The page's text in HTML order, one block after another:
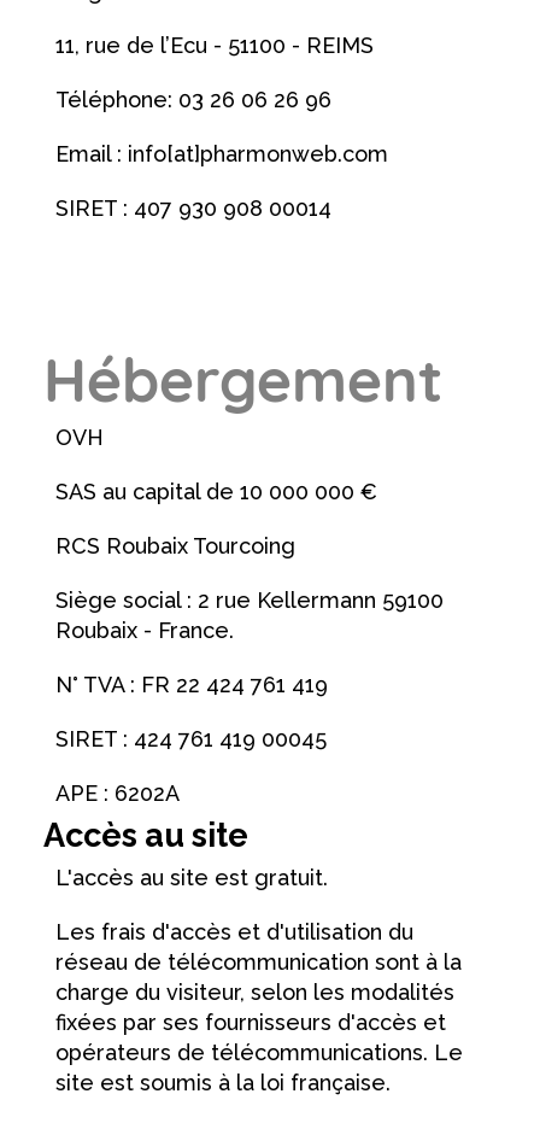
11, rue de l’Ecu - 51100 - REIMS
Téléphone: 03 26 06 26 96
Email : info[at]pharmonweb.com
SIRET : 407 930 908 00014
Hébergement
OVH
SAS au capital de 10 000 000 €
RCS Roubaix Tourcoing
Siège social : 2 rue Kellermann 59100
Roubaix - France.
N° TVA : FR 22 424 761 419
SIRET : 424 761 419 00045
APE : 6202A
Accès au site
L'accès au site est gratuit.
Les frais d'accès et d'utilisation du
réseau de télécommunication sont à la
charge du visiteur, selon les modalités
fixées par ses fournisseurs d'accès et
opérateurs de télécommunications. Le
site est soumis à la loi française.